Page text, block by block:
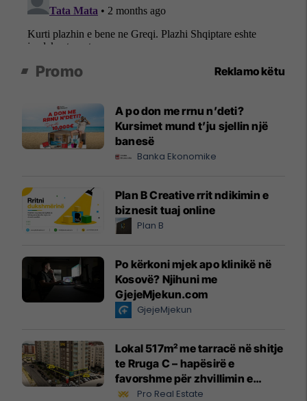
Promo Reklamo këtu
A po don me rrnu n’deti?
Kursimet mund t’ju sjellin një
banesë
Banka Ekonomike
Plan B Creative rrit ndikimin e
biznesit tuaj online
Plan B
Po kërkoni mjek apo klinikë në
Kosovë? Njihuni me
GjejeMjekun.com
GjejeMjekun
Lokal 517m² me tarracë në shitje
te Rruga C – hapësirë e
favorshme për zhvillimin e
biznesit #15796
Pro Real Estate